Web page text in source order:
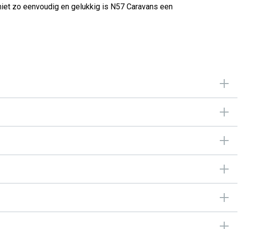
zo eenvoudig en gelukkig is N57 Caravans een